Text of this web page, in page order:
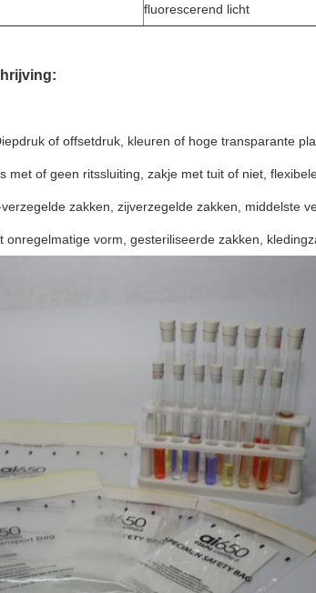
fluorescerend licht
of offsetdruk, kleuren of hoge transparante
met of geen ritssluiting, zakje met tuit of niet,
zakken, zijverzegelde zakken, middelste
onregelmatige vorm, gesteriliseerde zakken,